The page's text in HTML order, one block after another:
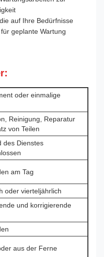
auf Ihre Bedürfnisse
geplante Wartung
oder einmalige
Reinigung, Reparatur
von Teilen
des Dienstes
am Tag
oder vierteljährlich
und korrigierende
aus der Ferne